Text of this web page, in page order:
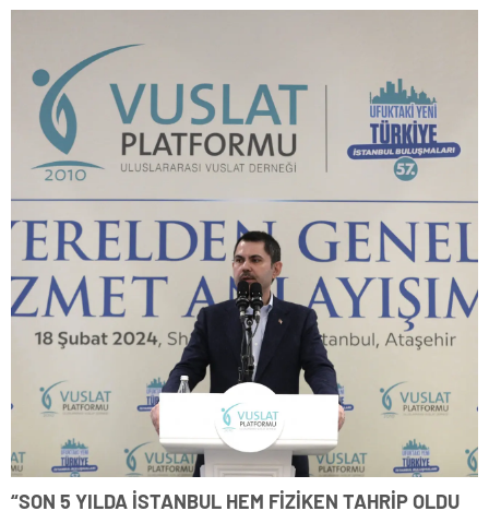
“SON 5 YILDA İSTANBUL HEM FİZİKEN TAHRİP OLDU